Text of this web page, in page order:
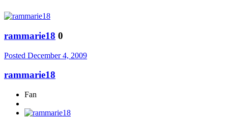
rammarie18 0
Posted December 4, 2009
rammarie18
Fan